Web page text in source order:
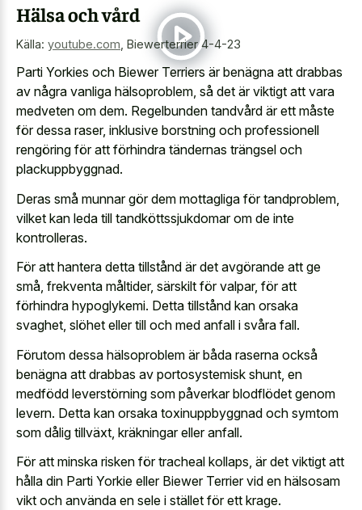
Hälsa och vård
Källa: youtube.com Biewerterrier 4-4-23
Parti Yorkies och Biewer Terriers är benägna att drabbas
av några vanliga hälsoproblem, så det är viktigt att vara
medveten om dem. Regelbunden tandvård är ett måste
för dessa raser, inklusive borstning och professionell
rengöring för att förhindra tändernas trängsel och
plackuppbyggnad.
Deras små munnar gör dem mottagliga för tandproblem,
vilket kan leda till tandköttssjukdomar om de inte
kontrolleras.
För att hantera detta tillstånd är det avgörande att ge
små, frekventa måltider, särskilt för valpar, för att
förhindra hypoglykemi. Detta tillstånd kan orsaka
svaghet, slöhet eller till och med anfall i svåra fall.
Förutom dessa hälsoproblem är båda raserna också
benägna att drabbas av portosystemisk shunt, en
medfödd leverstörning som påverkar blodflödet genom
levern. Detta kan orsaka toxinuppbyggnad och symtom
som dålig tillväxt, kräkningar eller anfall.
För att minska risken för tracheal kollaps, är det viktigt att
hålla din Parti Yorkie eller Biewer Terrier vid en hälsosam
vikt och använda en sele i stället för ett krage.